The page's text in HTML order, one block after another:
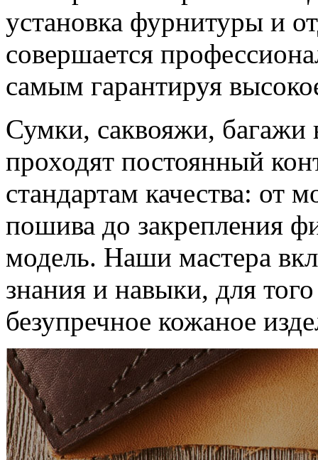
установка фурнитуры и
совершается
самым гарантируя
Сумки, саквояжи, багажи
проходят постоянный
стандартам качества: от
пошива до закрепления
модель. Наши мастера
знания и навыки, для
безупречное кожаное